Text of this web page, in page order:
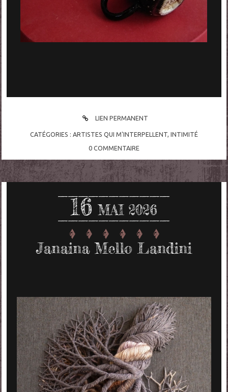
LIEN PERMANENT
CATÉGORIES : ARTISTES QUI M'INTERPELLENT, INTIMITÉ
0 COMMENTAIRE
16 MAI 2026
Janaina Mello Landini